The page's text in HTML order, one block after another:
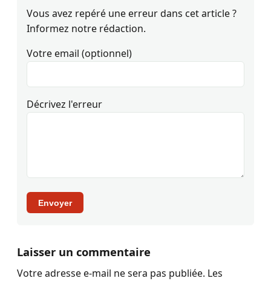
Vous avez repéré une erreur dans cet article ?
Informez notre rédaction.
Votre email (optionnel)
Décrivez l'erreur
Envoyer
Laisser un commentaire
Votre adresse e-mail ne sera pas publiée. Les